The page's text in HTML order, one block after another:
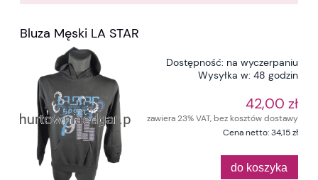
Bluza Męski LA STAR
Dostępność: na wyczerpaniu
Wysyłka w: 48 godzin
42,00 zł
zawiera 23% VAT, bez kosztów dostawy
Cena netto:34,15 zł
do koszyka